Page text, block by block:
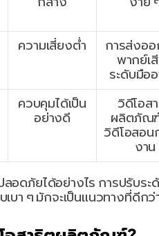
ความเสี่ยงต่ำ
การส่งออ
พากย์เ
ระดับมือ
ควบคุมได้เป็น
อย่างดี
วิดีโอส
ผลิตภัณ
วิดีโอสอน
งาน
ดภัยได้อย่างไร การปรับระ
บา ๆ มักจะเป็นแนวทางที่ดีกว่